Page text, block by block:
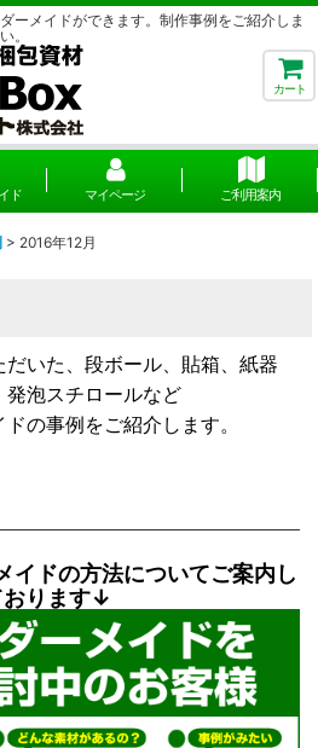
ーメイドができます。制作事例をご紹介しま
。
カート
ド マイページ ご利用案内
> 2016年12月
いた、段ボール、貼箱、紙器
発泡スチロールなど
の事例をご紹介します。
イドの方法についてご案内し
おります↓